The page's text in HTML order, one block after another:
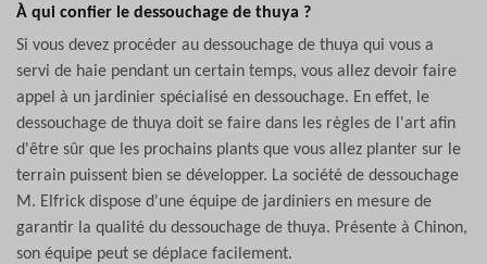
À qui confier le dessouchage de thuya ?
Si vous devez procéder au dessouchage de thuya qui vous a
servi de haie pendant un certain temps, vous allez devoir faire
appel à un jardinier spécialisé en dessouchage. En effet, le
dessouchage de thuya doit se faire dans les règles de l'art afin
d'être sûr que les prochains plants que vous allez planter sur le
terrain puissent bien se développer. La société de dessouchage
M. Elfrick dispose d'une équipe de jardiniers en mesure de
garantir la qualité du dessouchage de thuya. Présente à Chinon,
son équipe peut se déplace facilement.